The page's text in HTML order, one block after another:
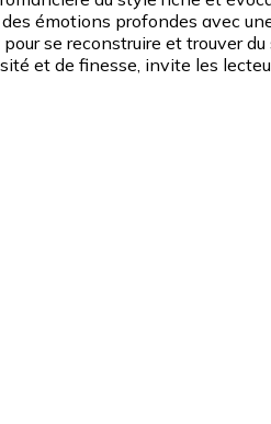
émotions profondes avec
se reconstruire et trouver
et de finesse, invite les